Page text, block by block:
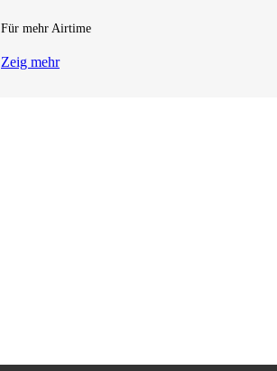
Für mehr Airtime
Zeig mehr